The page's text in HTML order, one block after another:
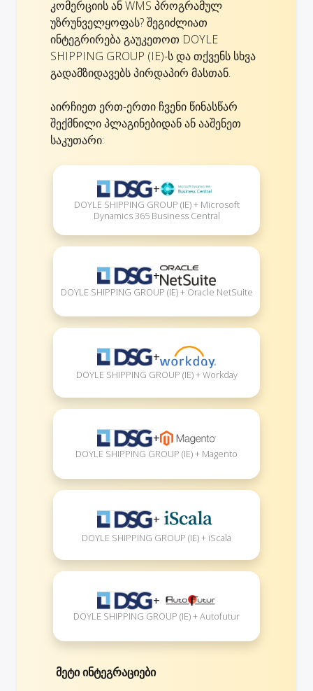
კომერციის ან WMS პროგრამულ
უზრუნველყოფას? შეგიძლიათ
ინტეგრირება გაუკეთოთ DOYLE
SHIPPING GROUP (IE)-ს და თქვენს სხვა
გადამზიდავებს პირდაპირ მასთან.
აირჩიეთ ერთ-ერთი ჩვენი წინასწარ
შექმნილი პლაგინებიდან ან ააშენეთ
საკუთარი:
+
DOYLE SHIPPING GROUP (IE) + Microsoft
Dynamics 365 Business Central
+
DOYLE SHIPPING GROUP (IE) + Oracle NetSuite
+
DOYLE SHIPPING GROUP (IE) + Workday
+
DOYLE SHIPPING GROUP (IE) + Magento
+
DOYLE SHIPPING GROUP (IE) + iScala
+
DOYLE SHIPPING GROUP (IE) + Autofutur
მეტი ინტეგრაციები